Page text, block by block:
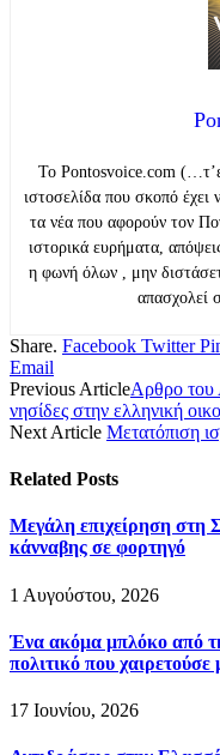
Το Pontosvoice.com
ιστοσελίδα που σκοπό έχει
τα νέα που αφορούν τον
ιστορικά ευρήματα,
η φωνή όλων , μην
απασχολεί
Share. Facebook Twitter
Email
Previous ArticleΑρθρο του
νησίδες στην ελληνική
Next Article Μετατόπιση
Related Posts
Μεγάλη επιχείρηση στη
κάνναβης σε φορτηγό
1 Αυγούστου, 2026
Ένα ακόμα μπλόκο από
πολιτικό που
17 Ιουνίου, 2026